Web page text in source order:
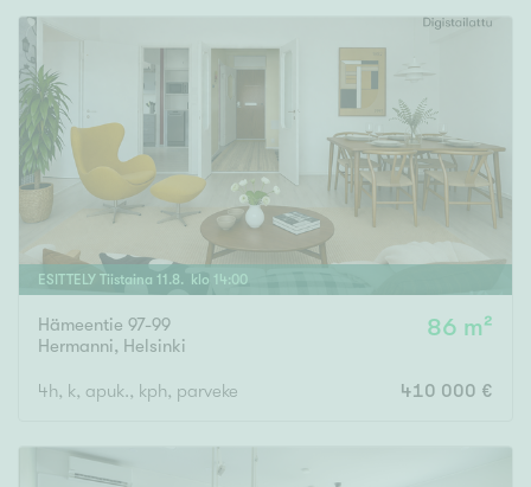
ESITTELY Tiistaina 11 .8. klo 14:00
Hämeentie 97-99
Hermanni, Helsinki
86 m²
4h, k, apuk., kph, parveke 410 000 €